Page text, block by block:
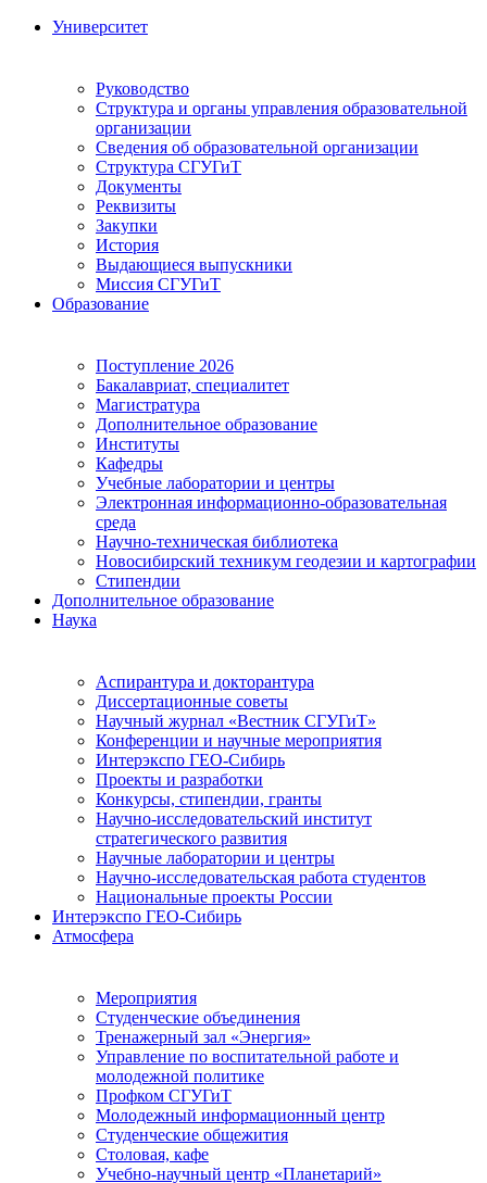
Университет
Руководство
Структура и органы управления образовательной
организации
Сведения об образовательной организации
Структура СГУГиТ
Документы
Реквизиты
Закупки
История
Выдающиеся выпускники
Миссия СГУГиТ
Образование
Поступление 2026
Бакалавриат, специалитет
Магистратура
Дополнительное образование
Институты
Кафедры
Учебные лаборатории и центры
Электронная информационно-образовательная
среда
Научно-техническая библиотека
Новосибирский техникум геодезии и картографии
Стипендии
Дополнительное образование
Наука
Аспирантура и докторантура
Диссертационные советы
Научный журнал «Вестник СГУГиТ»
Конференции и научные мероприятия
Интерэкспо ГЕО-Сибирь
Проекты и разработки
Конкурсы, стипендии, гранты
Научно-исследовательский институт
стратегического развития
Научные лаборатории и центры
Научно-исследовательская работа студентов
Национальные проекты России
Интерэкспо ГЕО-Сибирь
Атмосфера
Мероприятия
Студенческие объединения
Тренажерный зал «Энергия»
Управление по воспитательной работе и
молодежной политике
Профком СГУГиТ
Молодежный информационный центр
Студенческие общежития
Столовая, кафе
Учебно-научный центр «Планетарий»